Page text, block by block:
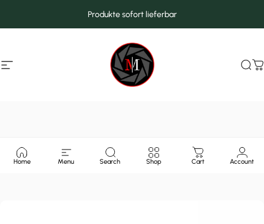
Produkte sofort lieferbar
Seitennavigation MarcMax Shop
Home Menu Search Shop Cart Account